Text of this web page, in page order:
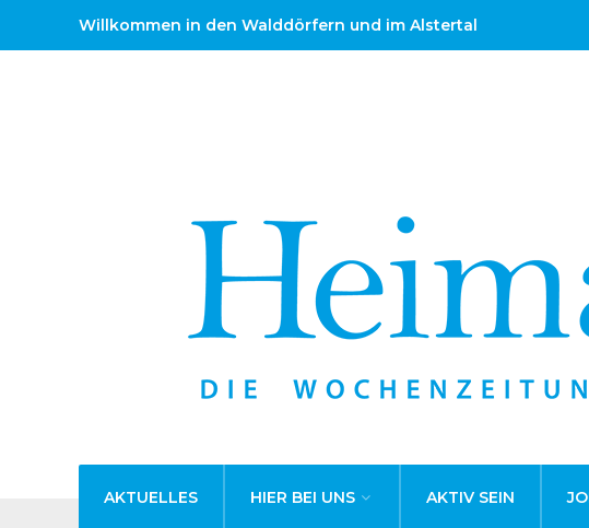
Willkommen in den Walddörfern und im Alstertal
AKTUELLES HIER BEI UNS AKTIV SEIN